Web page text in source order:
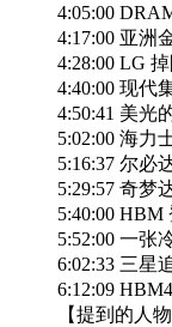
4:05:00
4:17:00 亚洲
4:28:00 LG
4:40:00 现代
4:50:41 美光
5:02:00 海力
5:16:37 尔必
5:29:57 奇梦
5:40:00
5:52:00 一张
6:02:33 三星
6:12:09
【提到的人